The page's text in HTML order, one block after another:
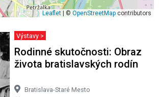
Leaflet| © OpenStreetMap contributors
Výstavy >
Rodinné skutočnosti: Obraz
života bratislavských rodín
Bratislava-Staré Mesto